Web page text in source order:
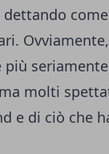
molti
e di ciò che